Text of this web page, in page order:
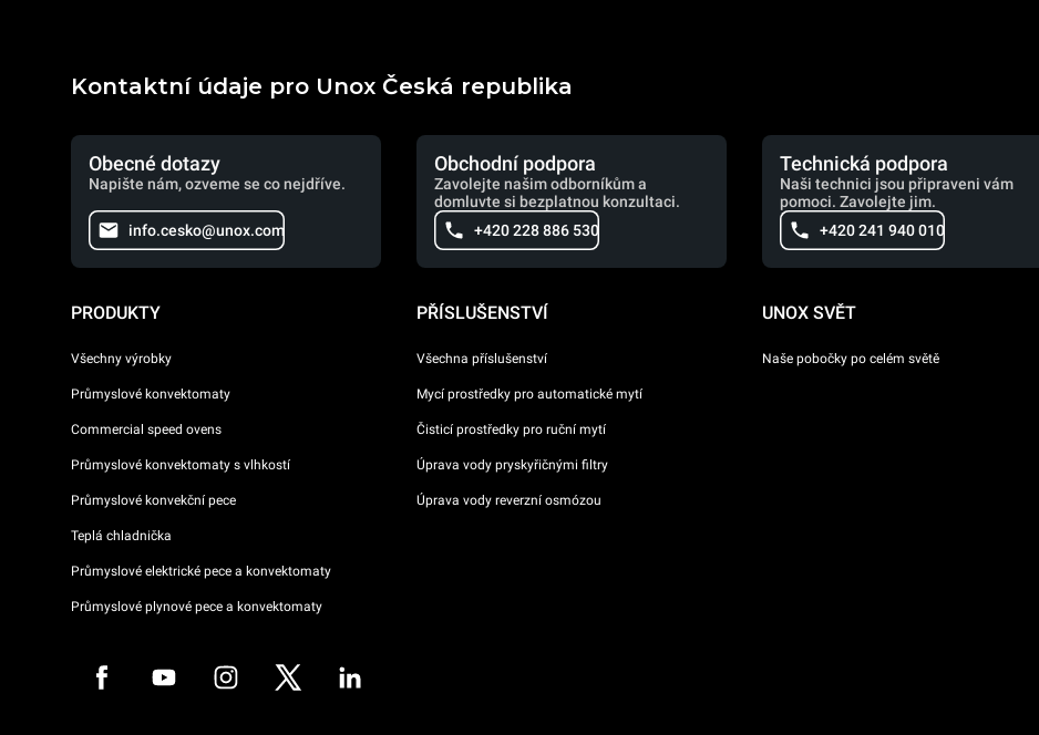
Kontaktní údaje pro Unox Česká republika
Obecné dotazy
Napište nám, ozveme se co nejdříve.
info.cesko@unox.com
Obchodní podpora
Zavolejte našim odborníkům a
domluvte si bezplatnou konzultaci.
+420 228 886 530
Technická podpora
Naši technici jsou připraveni vám
pomoci. Zavolejte jim.
+420 241 940 010
PRODUKTY
Všechny výrobky
Průmyslové konvektomaty
Commercial speed ovens
Průmyslové konvektomaty s vlhkostí
Průmyslové konvekční pece
Teplá chladnička
Průmyslové elektrické pece a konvektomaty
Průmyslové plynové pece a konvektomaty
PŘÍSLUŠENSTVÍ
Všechna příslušenství
Mycí prostředky pro automatické mytí
Čisticí prostředky pro ruční mytí
Úprava vody pryskyřičnými filtry
Úprava vody reverzní osmózou
UNOX SVĚT
Naše pobočky po celém světě